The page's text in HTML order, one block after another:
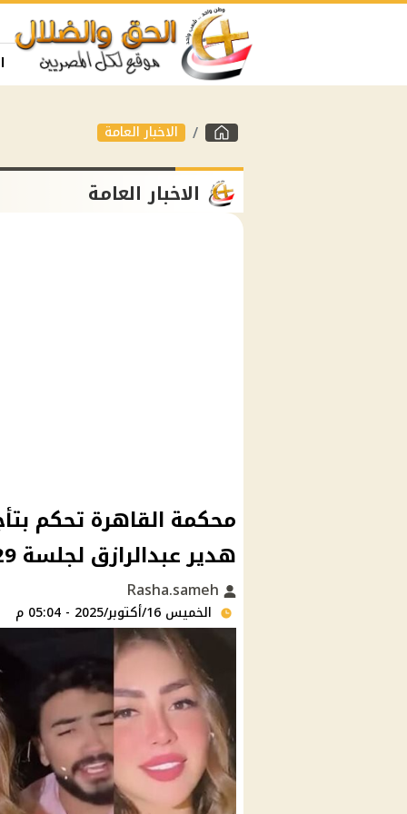
الاخبار العامة
الاخبار العامة
محكمة القاهرة تحكم
هدير عبدالرازق لجلسة 29 اكتوبر للحكم
الخميس 16/أكتوبر/2025 - 05:04 م